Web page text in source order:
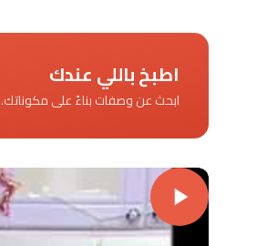
اطبخ باللي عندك
ابحث عن وصفات بناءً على مكوناتك.